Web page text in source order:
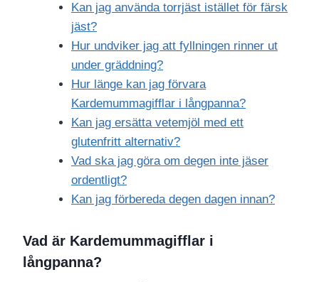
Kan jag använda torrjäst istället för färsk
jäst?
Hur undviker jag att fyllningen rinner ut
under gräddning?
Hur länge kan jag förvara
Kardemummagifflar i långpanna?
Kan jag ersätta vetemjöl med ett
glutenfritt alternativ?
Vad ska jag göra om degen inte jäser
ordentligt?
Kan jag förbereda degen dagen innan?
Vad är Kardemummagifflar i
långpanna?